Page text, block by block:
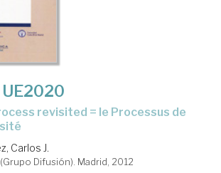
Carlos J.
Difusión). Madrid, 2012